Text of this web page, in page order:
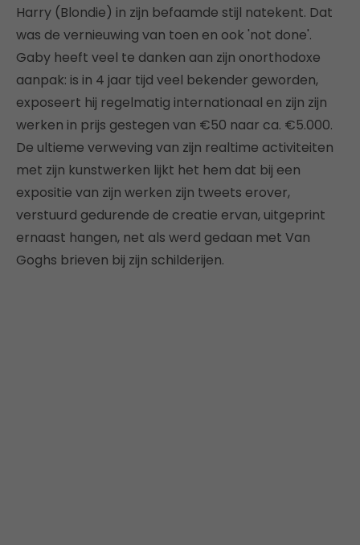
Harry (Blondie) in zijn befaamde stijl natekent. Dat
was de vernieuwing van toen en ook 'not done'.
Gaby heeft veel te danken aan zijn onorthodoxe
aanpak: is in 4 jaar tijd veel bekender geworden,
exposeert hij regelmatig internationaal en zijn zijn
werken in prijs gestegen van €50 naar ca. €5.000.
De ultieme verweving van zijn realtime activiteiten
met zijn kunstwerken lijkt het hem dat bij een
expositie van zijn werken zijn tweets erover,
verstuurd gedurende de creatie ervan, uitgeprint
ernaast hangen, net als werd gedaan met Van
Goghs brieven bij zijn schilderijen.